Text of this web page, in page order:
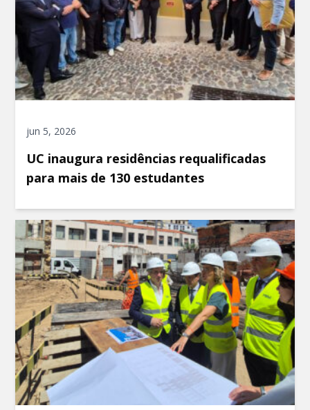
jun 5, 2026
UC inaugura residências requalificadas
para mais de 130 estudantes